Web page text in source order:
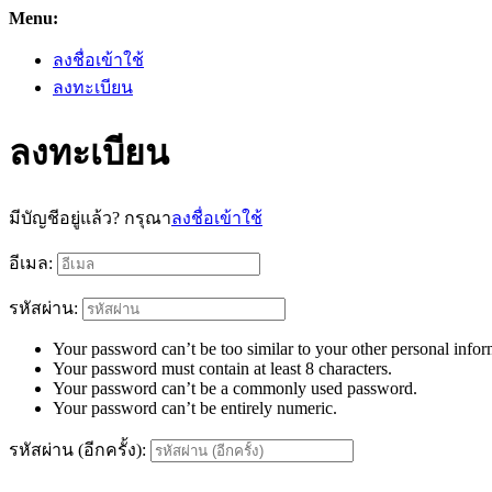
Menu:
ลงชื่อเข้าใช้
ลงทะเบียน
ลงทะเบียน
มีบัญชีอยู่แล้ว? กรุณาลงชื่อเข้าใช้
อีเมล:
รหัสผ่าน:
Your password can’t be too similar to your other personal
Your password must contain at least 8 characters.
Your password can’t be a commonly used password.
Your password can’t be entirely numeric.
รหัสผ่าน (อีกครั้ง):